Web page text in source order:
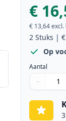
€
€ 13,64 excl.
2 Stuks |
Op
Aantal
Aantal
Gebruik
−
Aantal 1